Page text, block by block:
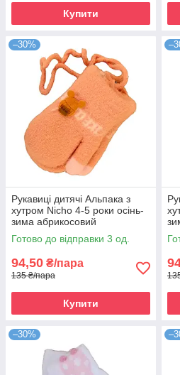
Купити
–30%
Рукавиці дитячі Альпака з
хутром Nicho 4-5 роки осінь-
зима абрикосовий
Готово до відправки 3 од.
94,50 ₴/пара
135 ₴/пара
Купити
–30%